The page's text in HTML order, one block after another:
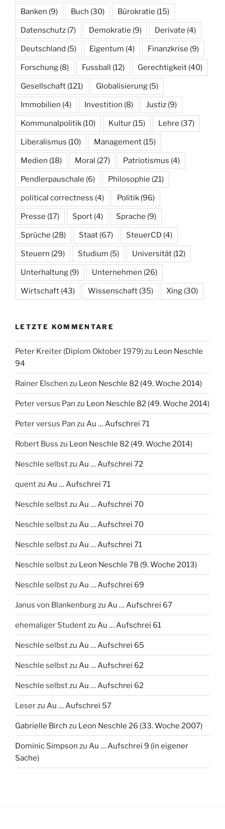
Banken (9) Buch (30) Bürokratie (15)
Datenschutz (7) Demokratie (9) Derivate (4)
Deutschland (5) Eigentum (4) Finanzkrise (9)
Forschung (8) Fussball (12) Gerechtigkeit (40)
Gesellschaft (121) Globalisierung (5)
Immobilien (4) Investition (8) Justiz (9)
Kommunalpolitik (10) Kultur (15) Lehre (37)
Liberalismus (10) Management (15)
Medien (18) Moral (27) Patriotismus (4)
Pendlerpauschale (6) Philosophie (21)
political correctness (4) Politik (96)
Presse (17) Sport (4) Sprache (9)
Sprüche (28) Staat (67) SteuerCD (4)
Steuern (29) Studium (5) Universität (12)
Unterhaltung (9) Unternehmen (26)
Wirtschaft (43) Wissenschaft (35) Xing (30)
LETZTE KOMMENTARE
Peter Kreiter (Diplom Oktober 1979)zu Leon Neschle
94
Rainer Elschen zu Leon Neschle 82 (49. Woche 2014)
Peter versus Pan zu Leon Neschle 82 (49. Woche 2014)
Peter versus Pan zu Au … Aufschrei 71
Robert Buss zu Leon Neschle 82 (49. Woche 2014)
Neschle selbstzu Au … Aufschrei 72
quentzu Au … Aufschrei 71
Neschle selbstzu Au … Aufschrei 70
Neschle selbstzu Au … Aufschrei 70
Neschle selbstzu Au … Aufschrei 71
Neschle selbstzu Leon Neschle 78 (9. Woche 2013)
Neschle selbstzu Au … Aufschrei 69
Janus von Blankenburgzu Au … Aufschrei 67
ehemaliger Studentzu Au … Aufschrei 61
Neschle selbstzu Au … Aufschrei 65
Neschle selbstzu Au … Aufschrei 62
Neschle selbstzu Au … Aufschrei 62
Leserzu Au … Aufschrei 57
Gabrielle Birch zu Leon Neschle 26 (33. Woche 2007)
Dominic Simpson zu Au … Aufschrei 9 (in eigener
Sache)